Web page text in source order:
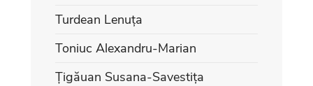
Turdean Lenuța
Toniuc Alexandru-Marian
Țigăuan Susana-Savestița